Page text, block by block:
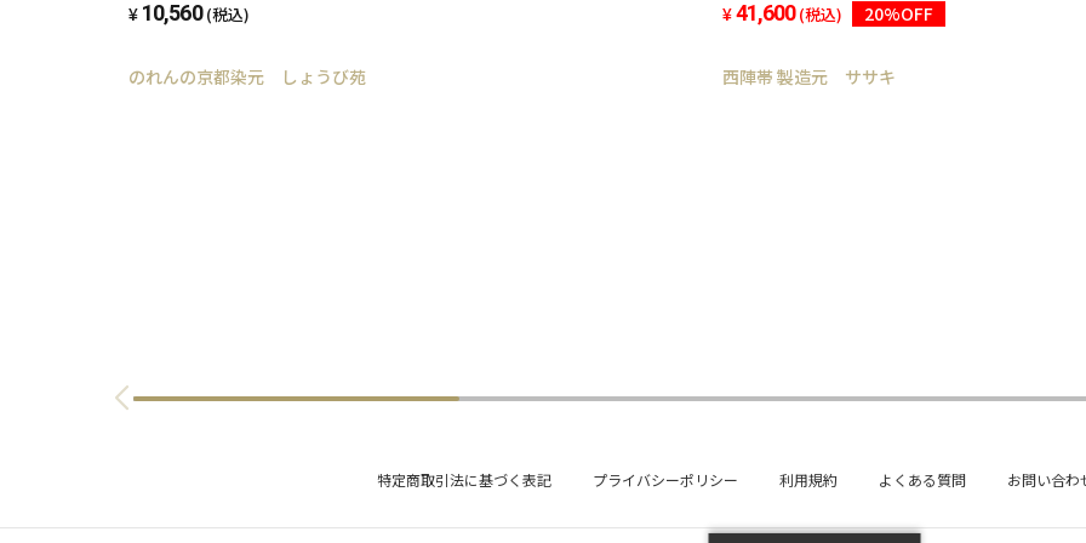
10,560 (税込)
のれんの京都染元 しょうび苑
41,600(税込) 20%OFF
西陣帯 製造元 ササキ
特定商取引法に基づく表記 プライバシーポリシー 利用規約 よくある質問 お問い合わ